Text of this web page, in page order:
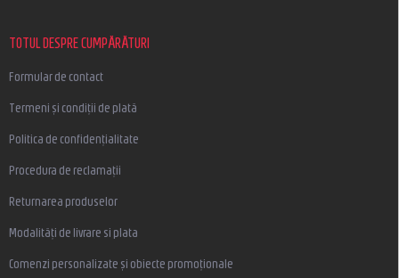
TOTUL DESPRE CUMPĂRĂTURI
Formular de contact
Termeni și condiții de plată
Politica de confidențialitate
Procedura de reclamații
Returnarea produselor
Modalități de livrare si plata
Comenzi personalizate și obiecte promoționale